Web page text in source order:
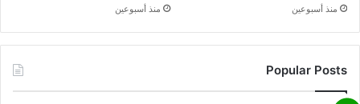
منذ أسبوعين منذ أسبوعين
Popular Posts